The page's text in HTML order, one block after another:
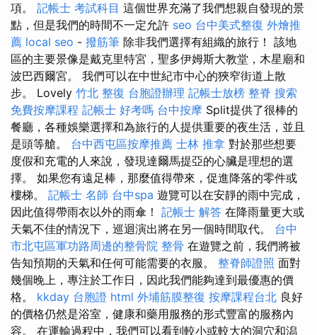
項。 記帳士 考試科目 這個世界充滿了我們想親自發現的景
點，但是我們的時間不一定允許 seo 台中美式整復 外燴推
薦 local seo - 撥筋筆 除非我們選擇有組織的旅行！ 該地
區的主要景像是戴克里特宮，聖多伊姆斯大教堂，木星廟和
波巴西爾宮。 我們可以在中世紀市中心的狹窄街道上散
步。 Lovely 竹北 整復 台胞證辦理 記帳士放榜 整脊 搜索
免費按摩課程 記帳士 好考嗎 台中按摩 Split提供了很棒的
餐廳，各種娛樂選擇和為旅行的人提供重要的夜生活，並且
是頭等艙。 台中西屯區按摩推薦 士林 推拿 對於那些想要
度假和充電的人來說，發現達爾馬提亞的心臟是理想的選
擇。 如果您有遠足棒，那麼值得帶來，促進降落的零件或
樓梯。 記帳士 名師 台中spa 遊覽可以在安靜的雨中完成，
因此值得帶雨衣以外的雨傘！ 記帳士 解答 在降雨量更大或
天氣不佳的情況下，巡迴演出將在另一個時間取代。 台中
市北屯區軍功路周邊的整骨院 整骨 在遊覽之前，我們將被
告知預期的天氣和任何可能需要的衣服。 整脊師證照 面對
幾個晚上，專注於工作日，因此我們能夠達到最優惠的價
格。 kkday 台胞證 html 外埔筋膜整復 按摩課程台北 良好
的價格仍然是浴室，健康和藥用服務的形式豐富的服務內
容。 在運輸過程中，我們可以看到較小或較大的洞穴和潟